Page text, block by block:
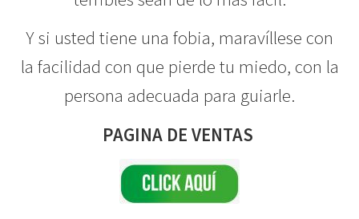
Y si usted tiene una fobia, maravíllese con
la facilidad con que pierde tu miedo, con la
persona adecuada para guiarle.
PAGINA DE VENTAS